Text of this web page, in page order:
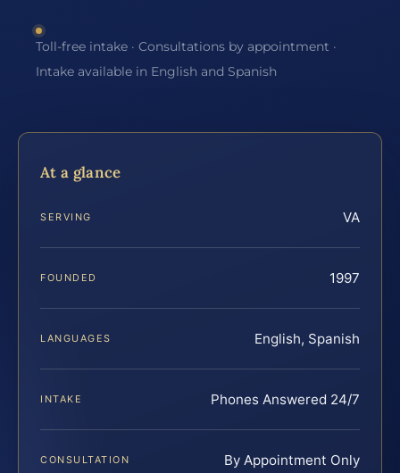
Toll-free intake · Consultations by appointment ·
Intake available in English and Spanish
At a glance
SERVING VA
FOUNDED 1997
LANGUAGES English, Spanish
INTAKE Phones Answered 24/7
CONSULTATION By Appointment Only